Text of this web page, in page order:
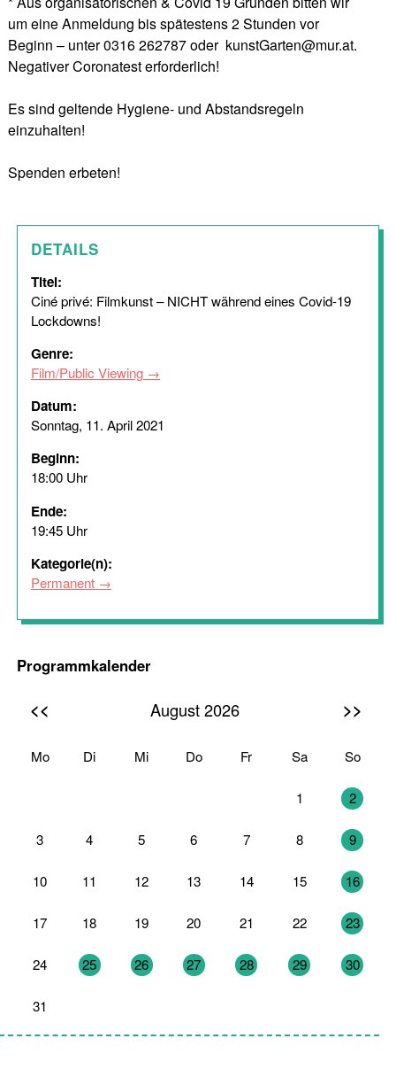
um eine Anmeldung bis spätestens 2 Stunden vor
Beginn – unter 0316 262787 oder kunstGarten@mur.at.
Negativer Coronatest erforderlich!
Es sind geltende Hygiene- und Abstandsregeln
einzuhalten!
Spenden erbeten!
DETAILS
Titel:
Ciné privé: Filmkunst – NICHT während eines Covid-19
Lockdowns!
Genre:
Film/Public Viewing
Datum:
Sonntag, 11. April 2021
Beginn:
18:00 Uhr
Ende:
19:45 Uhr
Kategorie(n):
Permanent
Programmkalender
<< August 2026 >>
Mo Di Mi Do Fr Sa So
1 2
3 4 5 6 7 8 9
10 11 12 13 14 15 16
17 18 19 20 21 22 23
24 25 26 27 28 29 30
31